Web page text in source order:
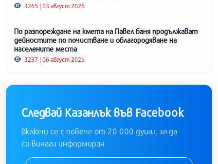
3265 | 03 август 2026
По разпореждане на кмета на Павел баня продължават
дейностите по почистване и облагородяване на
населените места
3237 | 06 август 2026
Следвай Казанлък във Facebook
Включи се с повече от 20 000 души, за да
си винаги информиран